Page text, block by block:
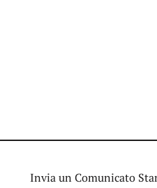
Invia un Comunicato